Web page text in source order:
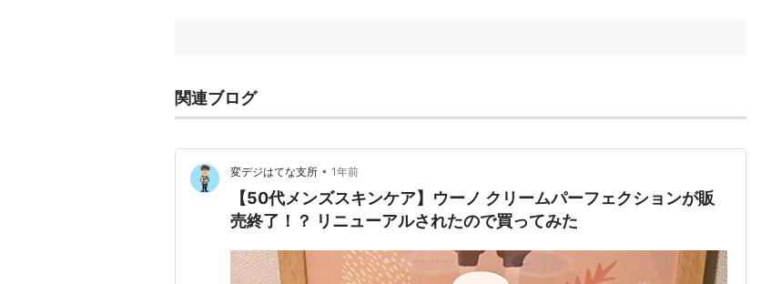
関連ブログ
変デジはてな支所 • 1年前
【50代メンズスキンケア】ウーノ クリームパーフェクションが販
売終了！？ リニューアルされたので買ってみた